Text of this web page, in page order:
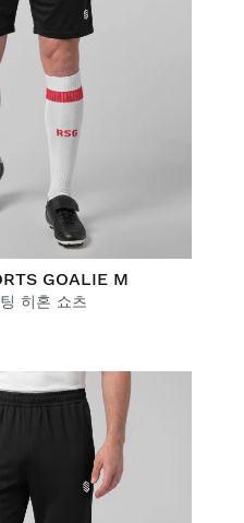
GOALIE M
히혼 쇼츠